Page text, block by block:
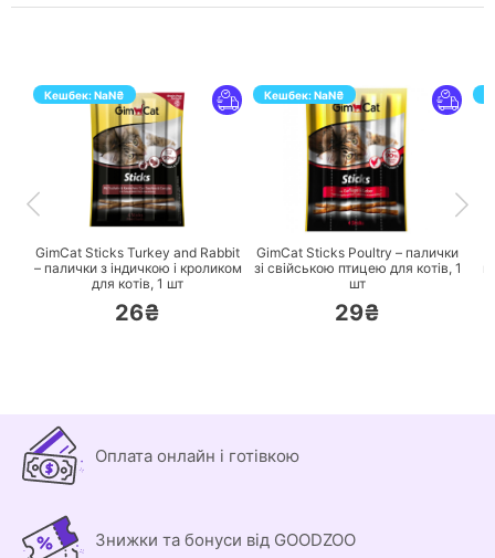
Кешбек:NaN₴
ПЕРЕЙТИ
GimCat Sticks Turkey and Rabbit
– палички з індичкою і кроликом
для котів, 1 шт
26₴
Кешбек:NaN₴
ПЕРЕЙТИ
GimCat Sticks Poultry – палички
зі свійською птицею для котів, 1
шт
29₴
Оплата онлайн і готівкою
Знижки та бонуси від GOODZOO